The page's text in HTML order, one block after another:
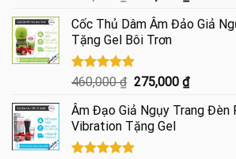
5.00
5 sao
là:
460,000 ₫.
tại
Cốc Thủ Dâm Âm Đảo Giả
Tặng Gel Bôi Trơn
Được xếp
5.00
5 sao
460,000₫ Giá
là:
460,000 ₫.
275,000 ₫Giá
tại
Âm Đạo Giả Ngụy Trang Đèn
Vibration Tặng Gel